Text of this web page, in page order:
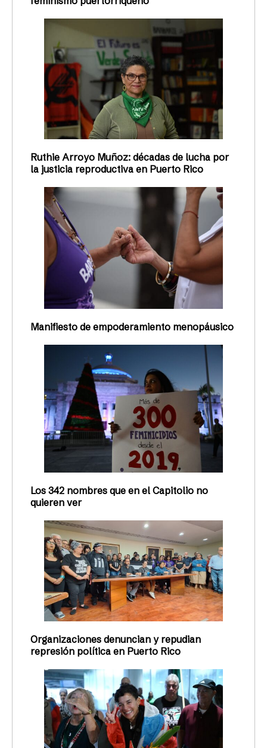
Ruthie Arroyo Muñoz: décadas de lucha por
la justicia reproductiva en Puerto Rico
Manifiesto de empoderamiento menopáusico
Los 342 nombres que en el Capitolio no
quieren ver
Organizaciones denuncian y repudian
represión política en Puerto Rico